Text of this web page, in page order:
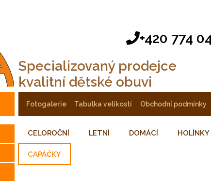
Specializovaný prodejce
kvalitní dětské obuvi
+420 774
fotogalerie tabulka velikostí obchodní podmínky
CELOROČNÍ LETNÍ DOMÁCÍ HOLÍNKY
CAPÁČKY